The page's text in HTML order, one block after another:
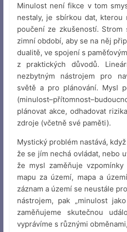
Minulost není fikce v tom
nestaly, je sbírkou dat,
poučení ze zkušeností. Strom
zimní období, aby se na něj
dualitě, ve spojení s
z praktických důvodů.
nezbytným nástrojem pro
světě a pro plánování. Mysl
plánovat akce, odhadovat
zdroje (včetně své paměti).
Mystický problém nastává,
že se jím nechá ovládat, nebo
že mysl zaměňuje
mapu za území, mapa a
záznam a území se neustále
nástrojem, pak „minulost
zaměňujeme skutečnou
vyprávíme s různými